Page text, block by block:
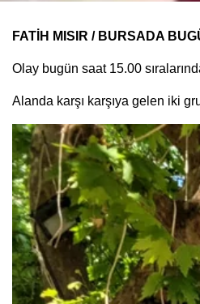
FATİH MISIR / BURSADA
Olay bugün saat 15.00
Alanda karşı karşıya gelen iki